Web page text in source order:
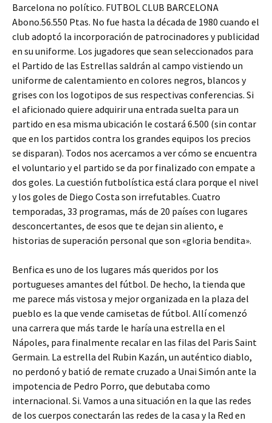
Barcelona no político. FUTBOL CLUB BARCELONA
Abono.56.550 Ptas. No fue hasta la década de 1980 cuando el
club adoptó la incorporación de patrocinadores y publicidad
en su uniforme. Los jugadores que sean seleccionados para
el Partido de las Estrellas saldrán al campo vistiendo un
uniforme de calentamiento en colores negros, blancos y
grises con los logotipos de sus respectivas conferencias. Si
el aficionado quiere adquirir una entrada suelta para un
partido en esa misma ubicación le costará 6.500 (sin contar
que en los partidos contra los grandes equipos los precios
se disparan). Todos nos acercamos a ver cómo se encuentra
el voluntario y el partido se da por finalizado con empate a
dos goles. La cuestión futbolística está clara porque el nivel
y los goles de Diego Costa son irrefutables. Cuatro
temporadas, 33 programas, más de 20 países con lugares
desconcertantes, de esos que te dejan sin aliento, e
historias de superación personal que son «gloria bendita».
Benfica es uno de los lugares más queridos por los
portugueses amantes del fútbol. De hecho, la tienda que
me parece más vistosa y mejor organizada en la plaza del
pueblo es la que vende camisetas de fútbol. Allí comenzó
una carrera que más tarde le haría una estrella en el
Nápoles, para finalmente recalar en las filas del Paris Saint
Germain. La estrella del Rubin Kazán, un auténtico diablo,
no perdonó y batió de remate cruzado a Unai Simón ante la
impotencia de Pedro Porro, que debutaba como
internacional. Si. Vamos a una situación en la que las redes
de los cuerpos conectarán las redes de la casa y la Red en